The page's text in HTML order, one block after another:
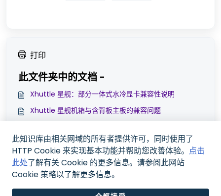
打印
此文件夹中的文档 -
Xhuttle 星舰：部分一体式水冷显卡兼容性说明
Xhuttle 星舰机箱与含背板主板的兼容问题
Xhuttle 星舰 装机配置分享
此知识库由相关网域的所有者提供许可，同时使用了
HTTP Cookie 来实现基本功能并帮助您改善体验。 点击
此处了解有关 Cookie 的更多信息。请参阅此网站
Cookie 策略以了解更多信息。